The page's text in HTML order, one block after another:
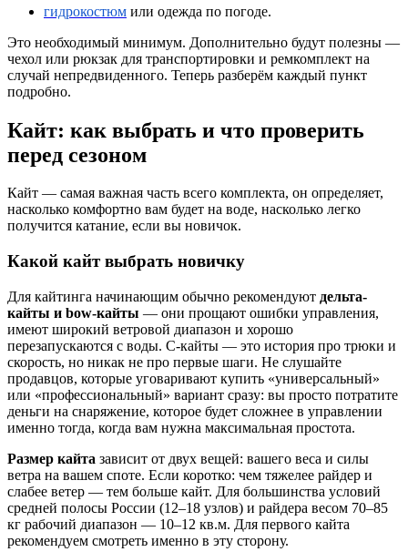
гидрокостюм или одежда по погоде.
Это необходимый минимум. Дополнительно будут полезны —
чехол или рюкзак для транспортировки и ремкомплект на
случай непредвиденного. Теперь разберём каждый пункт
подробно.
Кайт: как выбрать и что проверить
перед сезоном
Кайт — самая важная часть всего комплекта, он определяет,
насколько комфортно вам будет на воде, насколько легко
получится катание, если вы новичок.
Какой кайт выбрать новичку
Для кайтинга начинающим обычно рекомендуют дельта-
кайты и bow-кайты — они прощают ошибки управления,
имеют широкий ветровой диапазон и хорошо
перезапускаются с воды. C-кайты — это история про трюки и
скорость, но никак не про первые шаги. Не слушайте
продавцов, которые уговаривают купить «универсальный»
или «профессиональный» вариант сразу: вы просто потратите
деньги на снаряжение, которое будет сложнее в управлении
именно тогда, когда вам нужна максимальная простота.
Размер кайта зависит от двух вещей: вашего веса и силы
ветра на вашем споте. Если коротко: чем тяжелее райдер и
слабее ветер — тем больше кайт. Для большинства условий
средней полосы России (12–18 узлов) и райдера весом 70–85
кг рабочий диапазон — 10–12 кв.м. Для первого кайта
рекомендуем смотреть именно в эту сторону.